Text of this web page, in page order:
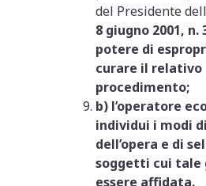
del Presidente
8 giugno 2001, n.
potere di
curare il relativo
procedimento;
b) l’operatore
individui i modi
dell’opera e di
soggetti cui tale
essere affidata.